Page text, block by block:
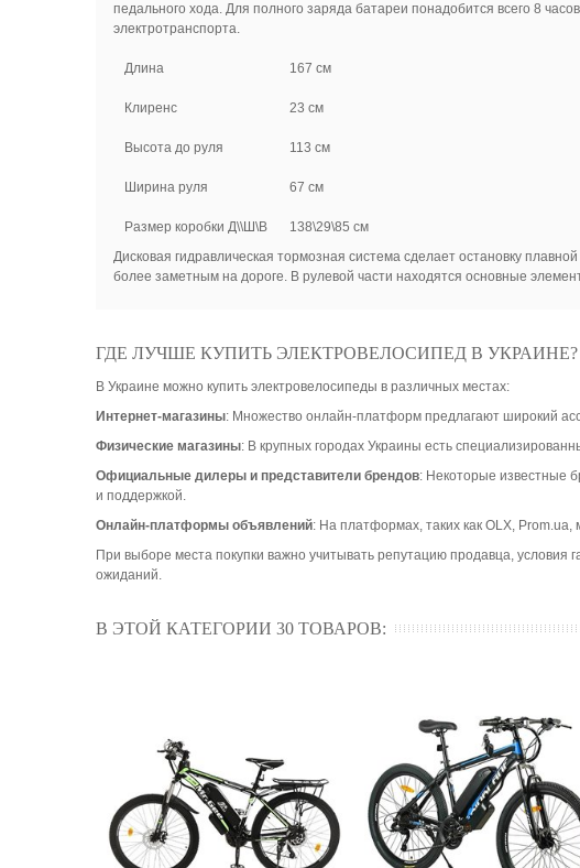
педального хода. Для полного заряда батареи понадобится всего 8
электротранспорта.
Длина 167 см
Клиренс 23 см
Высота до руля 113 см
Ширина руля 67 см
Размер коробки Д\\Ш\В
138\29\85 см
Дисковая гидравлическая тормозная система сделает остановку
более заметным на дороге. В рулевой части находятся основные
ГДЕ ЛУЧШЕ КУПИТЬ ЭЛЕКТРОВЕЛОСИПЕД В УКРАИНЕ?
В Украине можно купить электровелосипеды в различных местах:
Интернет-магазины: Множество онлайн-платформ предлагают широкий
Физические магазины: В крупных городах Украины есть
Официальные дилеры и представители брендов: Некоторые известные
и поддержкой.
Онлайн-платформы объявлений: На платформах, таких как OLX,
При выборе места покупки важно учитывать репутацию продавца,
ожиданий.
В ЭТОЙ КАТЕГОРИИ 30 ТОВАРОВ: